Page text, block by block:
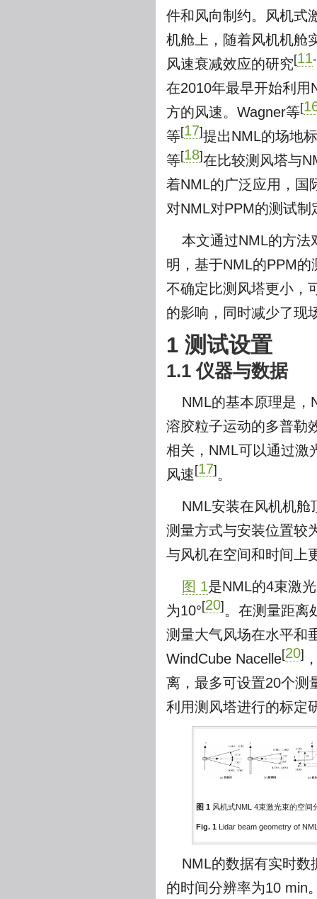
件和风向制约。风机式
机舱上，随着风机机舱
风速衰减效应的研究[11-
在2010年最早开始利用
方的风速。Wagner等[
等[17]提出NML的场地
等[18]在比较测风塔与
着NML的广泛应用，国
对NML对PPM的测试制
本文通过NML的方法
明，基于NML的PPM
不确定比测风塔更小，
的影响，同时减少了现
1 测试设置
1.1 仪器与数据
NML的基本原理是，
溶胶粒子运动的多普勒
相关，NML可以通过激
风速 [17] 。
NML安装在风机机舱
测量方式与安装位置较
与风机在空间和时间上
图 1是NML的4束激
为10°[20] 。在测量距离
测量大气风场在水平
WindCube Nacelle[20]
离，最多可设置20个测
利用测风塔进行的标定
图 1 风机式NML 4束激光束的空间
Fig. 1 Lidar beam geometry of
NML的数据有实时数
的时间分辨率为10 min